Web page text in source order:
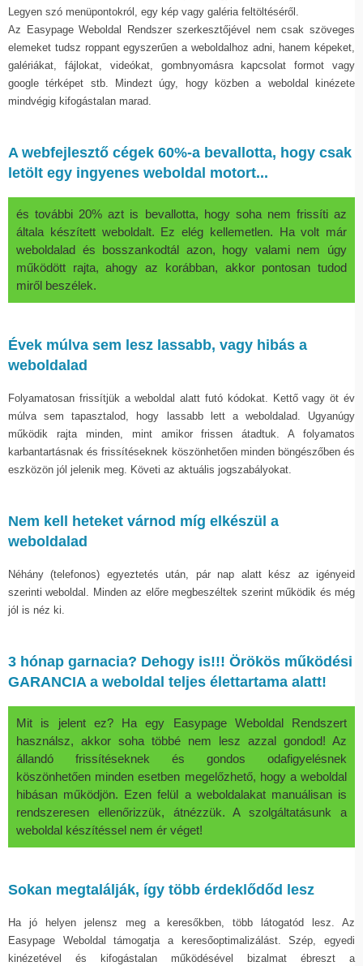
Legyen szó menüpontokról, egy kép vagy galéria feltöltéséről.
Az Easypage Weboldal Rendszer szerkesztőjével nem csak szöveges
elemeket tudsz roppant egyszerűen a weboldalhoz adni, hanem képeket,
galériákat, fájlokat, videókat, gombnyomásra kapcsolat formot vagy
google térképet stb. Mindezt úgy, hogy közben a weboldal kinézete
mindvégig kifogástalan marad.
A webfejlesztő cégek 60%-a bevallotta, hogy csak
letölt egy ingyenes weboldal motort...
és további 20% azt is bevallotta, hogy soha nem frissíti az
általa készített weboldalt. Ez elég kellemetlen. Ha volt már
weboldalad és bosszankodtál azon, hogy valami nem úgy
működött rajta, ahogy az korábban, akkor pontosan tudod
miről beszélek.
Évek múlva sem lesz lassabb, vagy hibás a
weboldalad
Folyamatosan frissítjük a weboldal alatt futó kódokat. Kettő vagy öt év
múlva sem tapasztalod, hogy lassabb lett a weboldalad. Ugyanúgy
működik rajta minden, mint amikor frissen átadtuk. A folyamatos
karbantartásnak és frissítéseknek köszönhetően minden böngészőben és
eszközön jól jelenik meg. Követi az aktuális jogszabályokat.
Nem kell heteket várnod míg elkészül a
weboldalad
Néhány (telefonos) egyeztetés után, pár nap alatt kész az igényeid
szerinti weboldal. Minden az előre megbeszéltek szerint működik és még
jól is néz ki.
3 hónap garnacia? Dehogy is!!! Örökös működési
GARANCIA a weboldal teljes élettartama alatt!
Mit is jelent ez? Ha egy Easypage Weboldal Rendszert
használsz, akkor soha többé nem lesz azzal gondod! Az
állandó frissítéseknek és gondos odafigyelésnek
köszönhetően minden esetben megelőzhető, hogy a weboldal
hibásan működjön. Ezen felül a weboldalakat manuálisan is
rendszeresen ellenőrizzük, átnézzük. A szolgáltatásunk a
weboldal készítéssel nem ér véget!
Sokan megtalálják, így több érdeklődőd lesz
Ha jó helyen jelensz meg a keresőkben, több látogatód lesz. Az
Easypage Weboldal támogatja a keresőoptimalizálást. Szép, egyedi
kinézetével és kifogástalan működésével bizalmat ébreszt a